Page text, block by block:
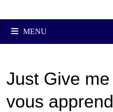
MENU
Just Give
vous